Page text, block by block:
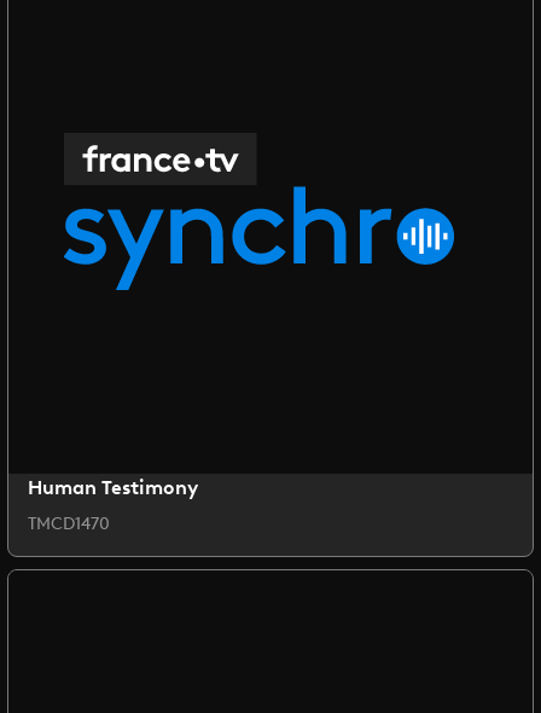
Human Testimony
TMCD1470